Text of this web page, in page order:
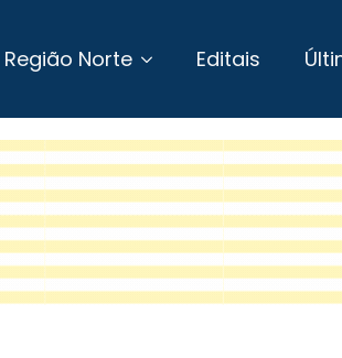
Região Norte Editais